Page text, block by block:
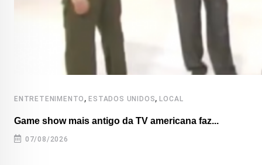
ENTRETENIMENTO ,ESTADOS UNIDOS,LOCAL
Game show mais antigo da TV americana faz...
07/08/2026